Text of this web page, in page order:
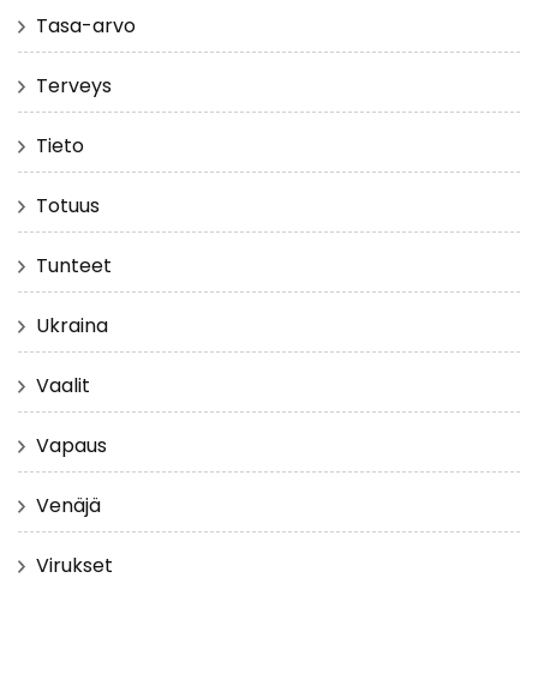
Tasa-arvo
Terveys
Tieto
Totuus
Tunteet
Ukraina
Vaalit
Vapaus
Venäjä
Virukset